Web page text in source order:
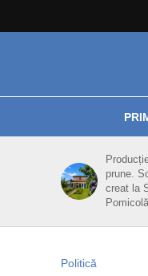
prune.
creat la
Politică